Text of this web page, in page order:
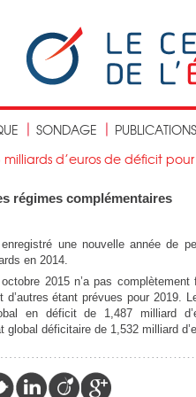
SONDAGE PUBLICATIONS
milliards d’euros de déficit
régimes complémentaires
enregistré une nouvelle année de
en 2014.
2015 n’a pas
étant prévues pour 2019.
en déficit de 1,487 milliard
déficitaire de 1,532 milliard